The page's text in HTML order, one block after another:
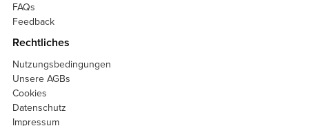
FAQs
Feedback
Rechtliches
Nutzungsbedingungen
Unsere AGBs
Cookies
Datenschutz
Impressum